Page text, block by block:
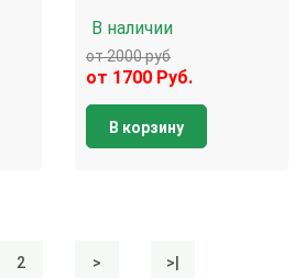
В наличии
от 2000 руб
от 1700 Руб.
В корзину
2 > >|